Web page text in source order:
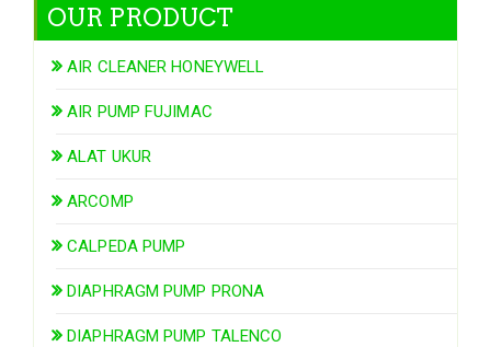
OUR PRODUCT
AIR CLEANER HONEYWELL
AIR PUMP FUJIMAC
ALAT UKUR
ARCOMP
CALPEDA PUMP
DIAPHRAGM PUMP PRONA
DIAPHRAGM PUMP TALENCO